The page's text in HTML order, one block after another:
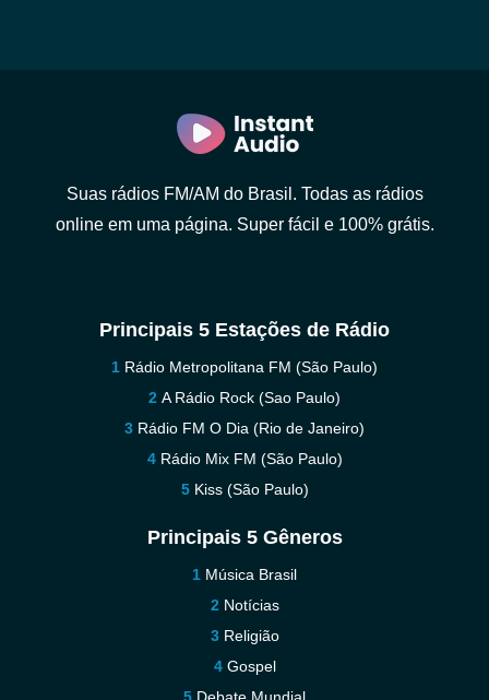
Suas rádios FM/AM do Brasil. Todas as rádios
online em uma página. Super fácil e 100% grátis.
Principais 5 Estações de Rádio
Rádio Metropolitana FM (São Paulo)
A Rádio Rock (Sao Paulo)
Rádio FM O Dia (Rio de Janeiro)
Rádio Mix FM (São Paulo)
Kiss (São Paulo)
Principais 5 Gêneros
Música Brasil
Notícias
Religião
Gospel